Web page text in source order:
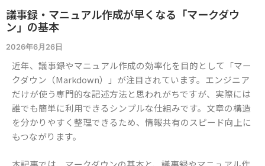
議事録・マニュアル作成が早くなる「マークダウ
ン」の基本
2026年6月26日
近年、議事録やマニュアル作成の効率化を目的として「マー
クダウン（Markdown）」が注目されています。エンジニア
だけが使う専門的な記述方法と思われがちですが、実際には
誰でも簡単に利用できるシンプルな仕組みです。文章の構造
を分かりやすく整理できるため、情報共有のスピード向上に
もつながります。